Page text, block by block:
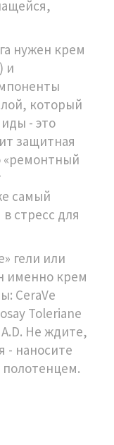
нужен крем
и
который
- это
защитная
«ремонтный
самый
стресс для
гели или
именно крем
CeraVe
Toleriane
Не ждите,
- наносите
полотенцем.